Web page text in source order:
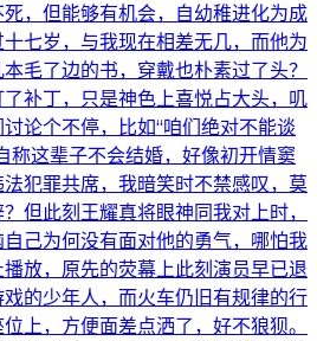
，但能够有机会，自幼稚进化为成
七岁，与我现在相差无几，而他为
毛了边的书，穿戴也朴素过了头？
补丁，只是神色上喜悦占大头，叽
论个不停，比如“咱们绝对不能谈
称这辈子不会结婚，好像初开情窦
犯罪共席，我暗笑时不禁感叹，莫
但此刻王耀真将眼神同我对上时，
己为何没有面对他的勇气，哪怕我
放，原先的荧幕上此刻演员早已退
的少年人，而火车仍旧有规律的行
上，方便面差点洒了，好不狼狈。